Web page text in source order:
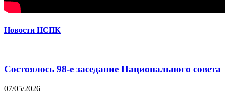
Новости НСПК
Состоялось 98-е заседание Национального совета
07/05/2026